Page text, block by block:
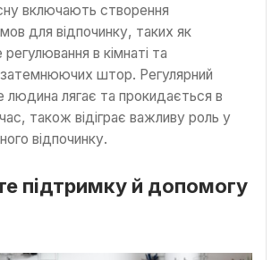
включають створення
для відпочинку, таких як
в кімнаті та
штор. Регулярний
лягає та прокидається в
також відіграє важливу роль у
відпочинку.
підтримку й допомогу